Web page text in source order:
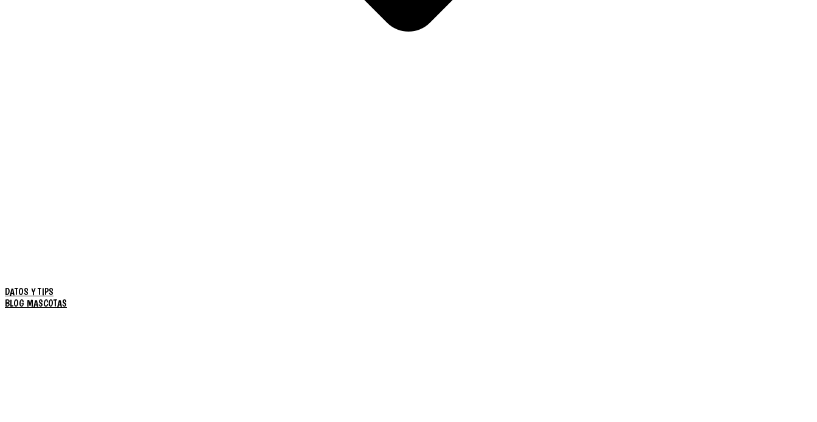
DATOS Y TIPS
BLOG MASCOTAS